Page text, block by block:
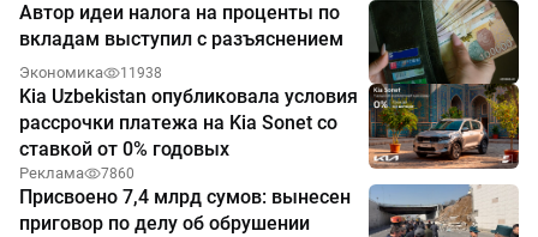
Автор идеи налога на проценты по
вкладам выступил с разъяснением
Экономика 11938
Kia Uzbekistan опубликовала условия
рассрочки платежа на Kia Sonet со
ставкой от 0% годовых
Реклама 7860
Присвоено 7,4 млрд сумов: вынесен
приговор по делу об обрушении